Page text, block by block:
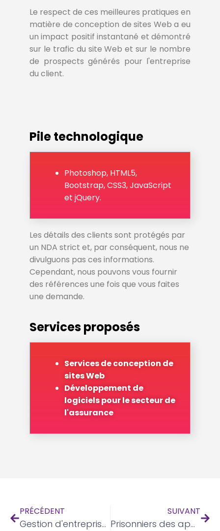
Le respect de ces meilleures pratiques en
matière de conception de sites Web a eu
un impact positif instantané et démontré
sur le trafic du site Web et sur le nombre
de prospects générés pour l'entreprise
du client.
Pile technologique
Photoshop, HTML5,
Bootstrap, CSS3, JavaScript
et jQuery.
Les détails des clients sont protégés par
un NDA strict et, par conséquent, nous ne
divulguons pas ces informations.
Cependant, nous pouvons vous fournir
des références une fois que vous faites
une demande.
Services proposés
Services de conception de
sites Web
Développement de
logiciels pour le secteur de
l'assurance
PRÉCÉDENT
Gestion d'entreprise de petites annonces
SUIVANT
Prisonniers des applications Web